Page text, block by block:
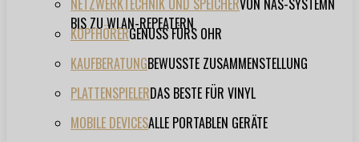
NETZWERKTECHNIK UND SPEICHERVON NAS-SYSTEMN
BIS ZU WLAN-REPEATERN
KOPFHÖRERGENUSS FÜRS OHR
KAUFBERATUNGBEWUSSTE ZUSAMMENSTELLUNG
PLATTENSPIELERDAS BESTE FÜR VINYL
MOBILE DEVICESALLE PORTABLEN GERÄTE